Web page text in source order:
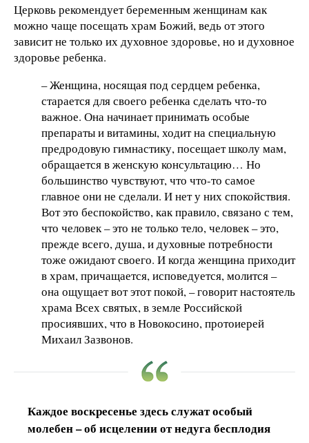
Церковь рекомендует беременным женщинам как
можно чаще посещать храм Божий, ведь от этого
зависит не только их духовное здоровье, но и духовное
здоровье ребенка.
– Женщина, носящая под сердцем ребенка,
старается для своего ребенка сделать что-то
важное. Она начинает принимать особые
препараты и витамины, ходит на специальную
предродовую гимнастику, посещает школу мам,
обращается в женскую консультацию… Но
большинство чувствуют, что что-то самое
главное они не сделали. И нет у них спокойствия.
Вот это беспокойство, как правило, связано с тем,
что человек – это не только тело, человек – это,
прежде всего, душа, и духовные потребности
тоже ожидают своего. И когда женщина приходит
в храм, причащается, исповедуется, молится –
она ощущает вот этот покой, – говорит настоятель
храма Всех святых, в земле Российской
просиявших, что в Новокосино, протоиерей
Михаил Зазвонов.
Каждое воскресенье здесь служат особый
молебен – об исцелении от недуга бесплодия